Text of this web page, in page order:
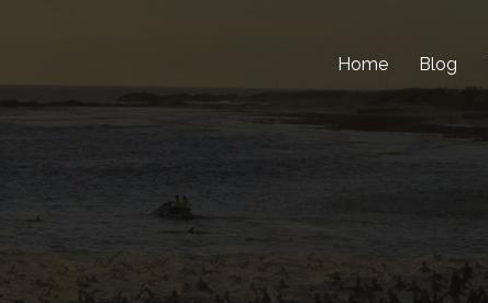
Home Blog